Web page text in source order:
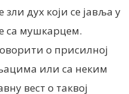
зли дух који се јавља у
са мушкарцем.
о присилној
или са неким
вест о таквој